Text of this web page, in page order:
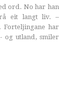
ord. No har han
eit langt liv. –
Forteljingane har
utland, smiler